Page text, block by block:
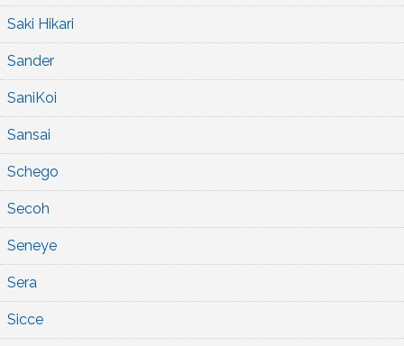
Saki Hikari
Sander
SaniKoi
Sansai
Schego
Secoh
Seneye
Sera
Sicce